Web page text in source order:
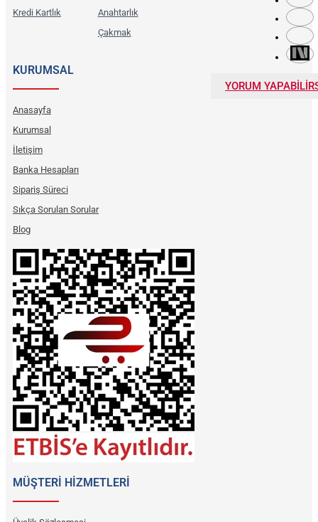
Kredi Kartlık
Anahtarlık
Çakmak
KURUMSAL
Anasayfa
Kurumsal
İletişim
Banka Hesapları
Sipariş Süreci
Sıkça Sorulan Sorular
Blog
MÜŞTERİ HİZMETLERİ
YORUM